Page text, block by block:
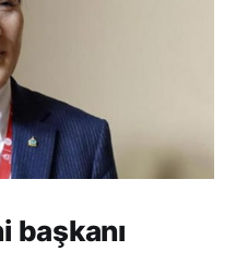
başkanı